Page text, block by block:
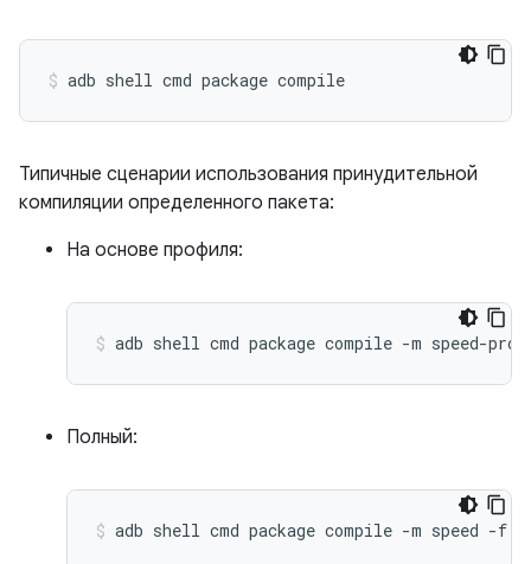
Типичные сценарии использования принудительной
компиляции определенного пакета:
На основе профиля:
Полный: